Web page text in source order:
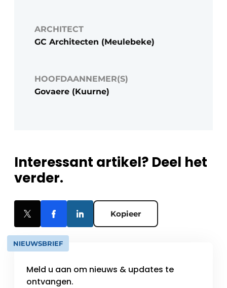
ARCHITECT
GC Architecten (Meulebeke)
HOOFDAANNEMER(S)
Govaere (Kuurne)
Interessant artikel? Deel het
verder.
Kopieer
NIEUWSBRIEF
Meld u aan om nieuws & updates te
ontvangen.